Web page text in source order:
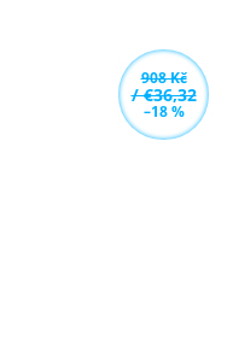
908 Kč
/ €36,32
–18 %